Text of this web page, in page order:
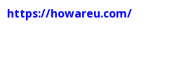
https://howareu.com/